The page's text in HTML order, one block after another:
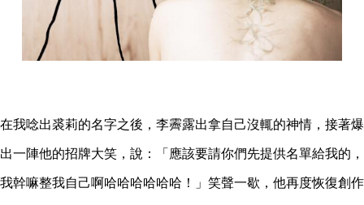
在我唸出裘莉的名字之後，李霽露出拿自己沒輒的神情，接著爆
出一陣他的招牌大笑，說：「應該要請你們先提供名單給我的，
我幹嘛整我自己啊哈哈哈哈哈哈！」笑聲一歇，他再度恢復創作